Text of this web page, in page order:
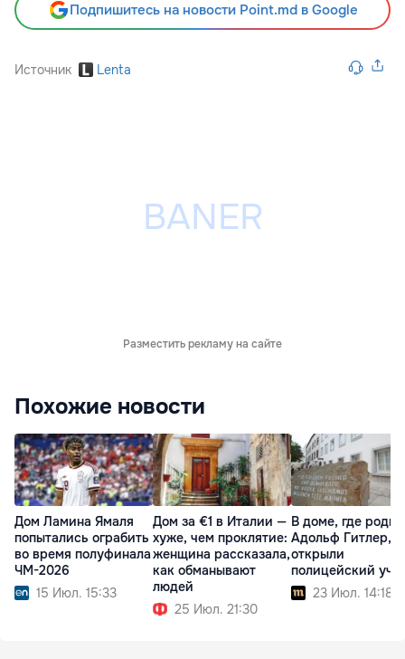
Подпишитесь на новости Point.md в Google
Источник Lenta
Разместить рекламу на сайте
Похожие новости
Дом Ламина Ямаля
попытались ограбить
во время полуфинала
ЧМ-2026
15 Июл. 15:33
Дом за €1 в Италии —
хуже, чем проклятие:
женщина рассказала,
как обманывают
людей
25 Июл. 21:30
В доме, где
Адольф Гитлер,
открыли
полицейский
23 Июл. 14:18